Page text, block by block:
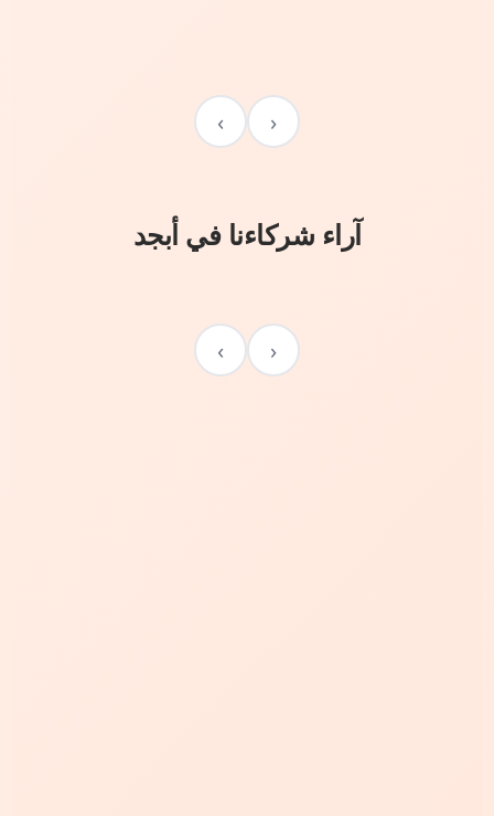
‹
›
آراء شركاءنا في أبجد
‹
›